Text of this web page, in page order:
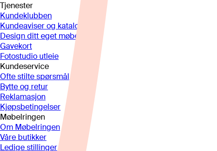
Tjenester
Kundeklubben
Kundeaviser og kataloger
Design ditt eget møbel
Gavekort
Fotostudio utleie
Kundeservice
Ofte stilte spørsmål
Bytte og retur
Reklamasjon
Kjøpsbetingelser
Møbelringen
Om Møbelringen
Våre butikker
Ledige stillinger